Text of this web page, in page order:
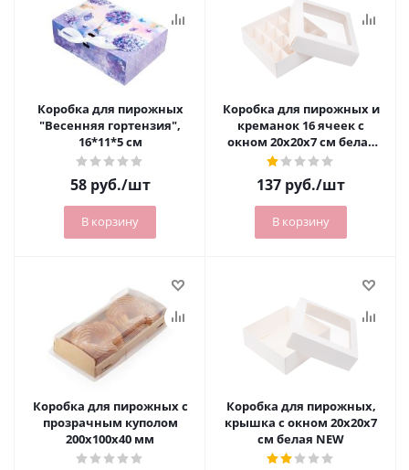
Коробка для пирожных
"Весенняя гортензия",
16*11*5 см
58руб./шт
В корзину
Коробка для пирожных и
креманок 16 ячеек с
окном 20х20х7 см белая
NEW
137 руб./шт
В корзину
Коробка для пирожных с
прозрачным куполом
200х100х40 мм
Коробка для пирожных,
крышка с окном 20х20х7
см белая NEW